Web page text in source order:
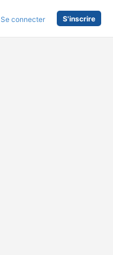
Se connecter S'inscrire